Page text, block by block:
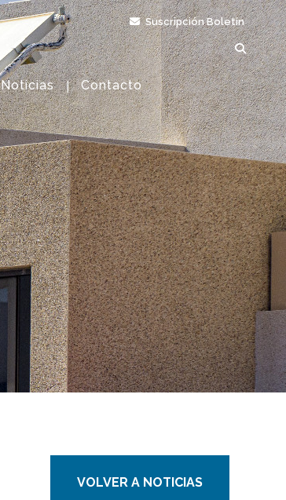
Suscripción Boletín
Noticias Contacto
VOLVER A NOTICIAS